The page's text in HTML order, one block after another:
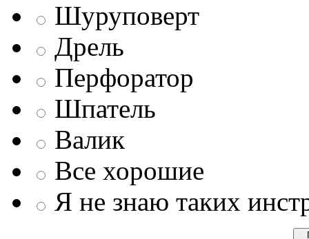
Шуруповерт
Дрель
Перфоратор
Шпатель
Валик
Все хорошие
Я не знаю таких